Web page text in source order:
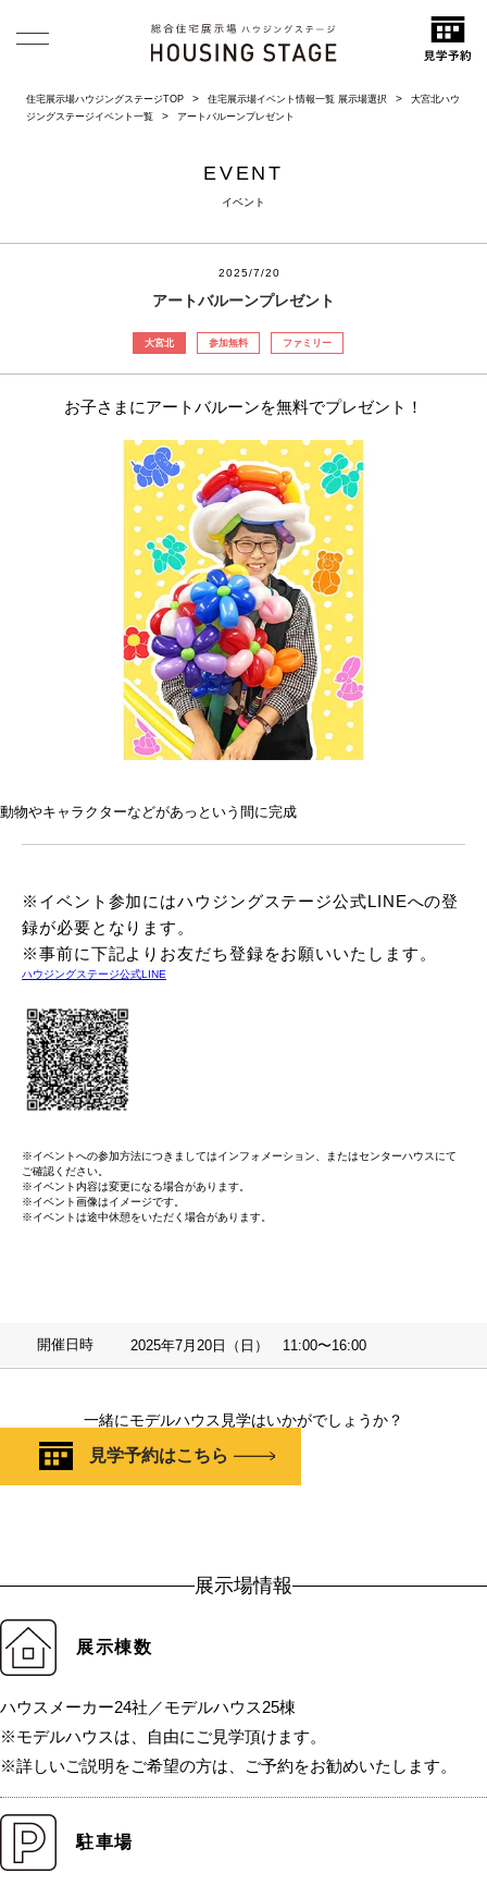
住宅展示場ハウジングステージTOP 住宅展示場イベント情報一覧 展示場選択
大宮北ハウ
ジングステージイベント一覧
アートバルーンプレゼント
EVENT
イベント
2025/7/20
アートバルーンプレゼント
大宮北 参加無料 ファミリー
お子さまにアートバルーンを無料でプレゼント！
動物やキャラクターなどがあっという間に完成
※イベント参加にはハウジングステージ公式LINEへの登
録が必要となります。
※事前に下記よりお友だち登録をお願いいたします。
ハウジングステージ公式LINE
※イベントへの参加方法につきましてはインフォメーション、またはセンターハウスにて
ご確認ください。
※イベント内容は変更になる場合があります。
※イベント画像はイメージです。
※イベントは途中休憩をいただく場合があります。
開催日時 2025年7月20日（日） 11:00〜16:00
一緒にモデルハウス見学はいかがでしょうか？
見学予約はこちら
展示場情報
展示棟数
ハウスメーカー24社／モデルハウス25棟
※モデルハウスは、自由にご見学頂けます。
※詳しいご説明をご希望の方は、ご予約をお勧めいたします。
駐車場